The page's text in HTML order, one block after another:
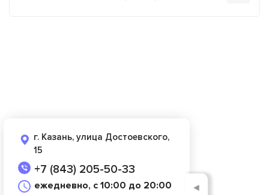
г. Казань, улица Достоевского,
15
+7 (843) 205-50-33
ежедневно, с 10:00 до 20:00
◄